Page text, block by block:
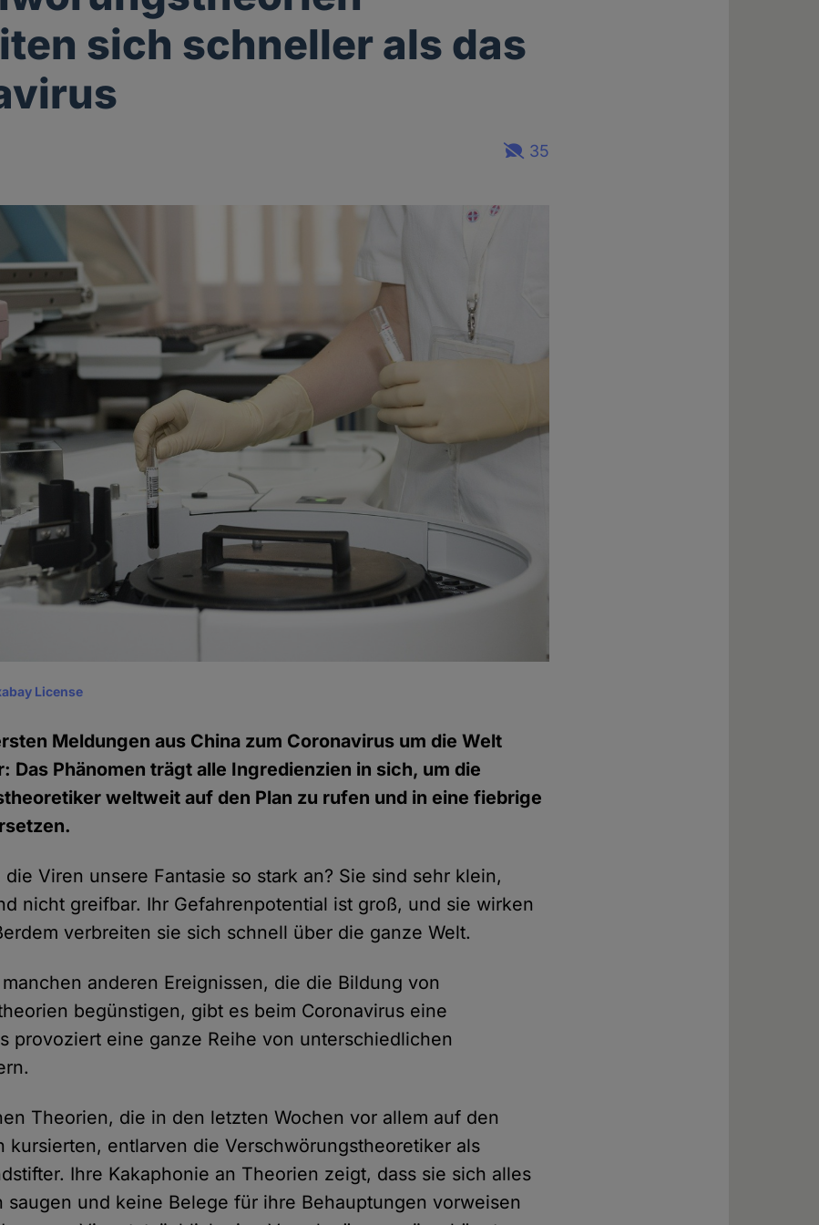
sich schneller als das
35
License
Meldungen aus China zum Coronavirus um die Welt
Das Phänomen trägt alle Ingredienzien in sich, um die
weltweit auf den Plan zu rufen und in eine fiebrige
Viren unsere Fantasie so stark an? Sie sind sehr klein,
nicht greifbar. Ihr Gefahrenpotential ist groß, und sie wirken
verbreiten sie sich schnell über die ganze Welt.
anderen Ereignissen, die die Bildung von
begünstigen, gibt es beim Coronavirus eine
provoziert eine ganze Reihe von unterschiedlichen
Theorien, die in den letzten Wochen vor allem auf den
kursierten, entlarven die Verschwörungstheoretiker als
Ihre Kakaphonie an Theorien zeigt, dass sie sich alles
saugen und keine Belege für ihre Behauptungen vorweisen